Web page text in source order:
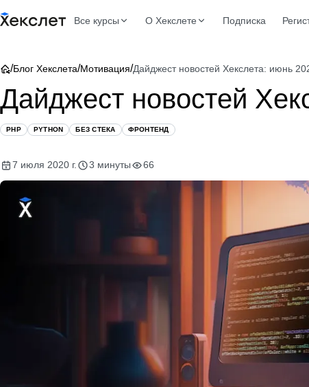
Все курсы О Хекслете Подписка
/Блог Хекслета/Мотивация/Дайджест новостей Хекслета: июнь
Дайджест новостей
PHP PYTHON БЕЗ СТЕКА ФРОНТЕНД
7 июля 2020 г. 3 минуты 66